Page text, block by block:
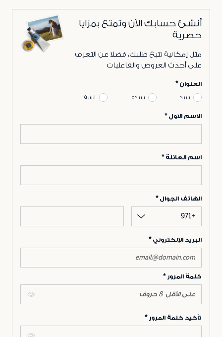
أنشئ حسابك الآن وتمتع بمزايا
حصرية
مثل إمكانية تتبع طلبك، فضلا عن التعرف
على أحدث العروض والفاعليات
العنوان
سيد سيدة انسة
الاسم الاول
اسم العائلة
الهاتف الجوال
+971
البريد الإلكتروني
كلمة المرور
تأكيد كلمة المرور